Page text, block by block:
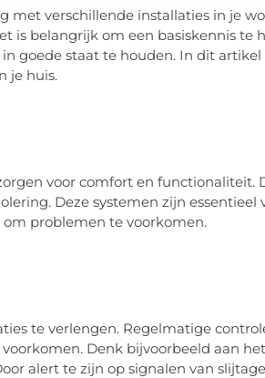
met verschillende installaties in je
is belangrijk om een basiskennis te
goede staat te houden. In dit artikel
je huis.
voor comfort en functionaliteit.
Deze systemen zijn essentieel
problemen te voorkomen.
te verlengen. Regelmatige
Denk bijvoorbeeld aan het
alert te zijn op signalen van